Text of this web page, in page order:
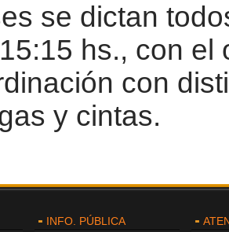
se dictan
hs., con el
con
y cintas.
INFO. PÚBLICA